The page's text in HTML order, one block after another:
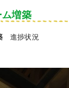
増築
進捗状況